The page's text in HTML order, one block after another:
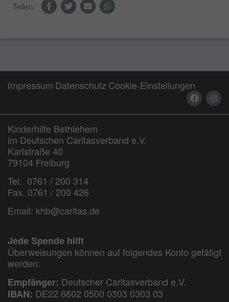
Teilen
Impressum Datenschutz Cookie-Einstellungen
Kinderhilfe Bethlehem
im Deutschen Caritasverband e.V.
Karlstraße 40
79104 Freiburg
Tel. 0761 / 200 314
Fax. 0761 / 200 426
Email: khb@caritas.de
Jede Spende hilft
Überweisungen können auf folgendes Konto getätigt
werden:
Empfänger: Deutscher Caritasverband e.V.
IBAN: DE22 6602 0500 0303 0303 03